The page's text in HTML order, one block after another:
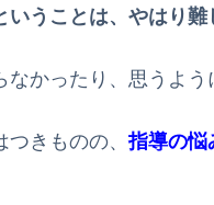
うことは、やはり難
なかったり、思うよ
つきものの、指導の悩